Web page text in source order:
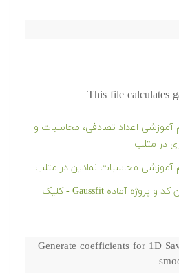
This file calculates
آموزشی اعداد تصادفی، محاسبات و
در متلب
آموزشی محاسبات نمادین در متلب
دانلود رایگان کد و پروژه آماده Gaussfit - کلیک
Generate coefficients for 1D